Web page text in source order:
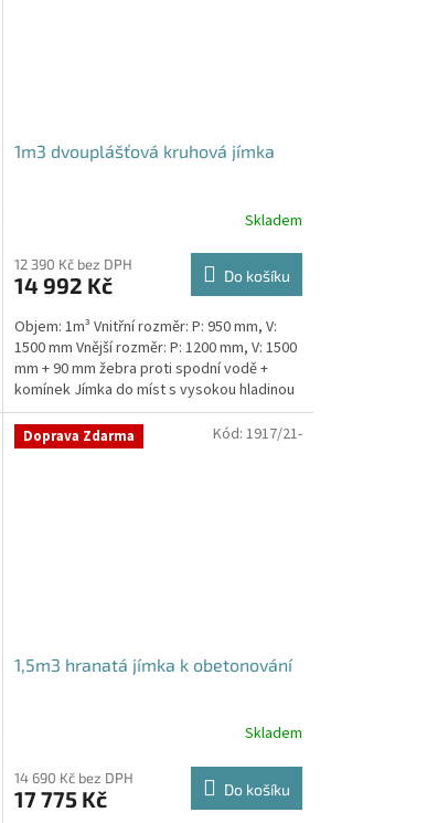
1m3 dvouplášťová kruhová jímka
Skladem
12 390 Kč bez DPH
14 992 Kč Do košíku
Objem: 1m³ Vnitřní rozměr: P: 950 mm, V:
1500 mm Vnější rozměr: P: 1200 mm, V: 1500
mm + 90 mm žebra proti spodní vodě +
komínek Jímka do míst s vysokou hladinou
spodní vody –...
Doprava Zdarma
1,5m3 hranatá jímka k obetonování
Skladem
14 690 Kč bez DPH
17 775 Kč Do košíku
Kód: 1917/21-